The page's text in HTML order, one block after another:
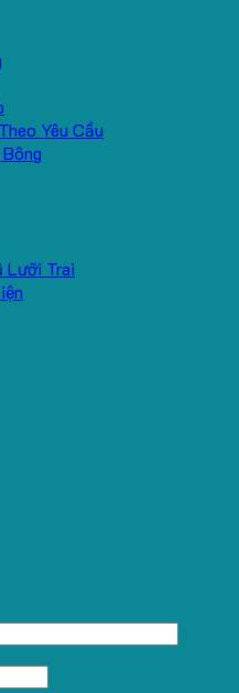
Yêu Cầu
Lưỡi Trai